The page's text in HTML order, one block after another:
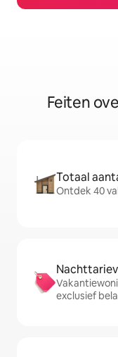
Feiten
Totaal
Ontdek 40
exclusief